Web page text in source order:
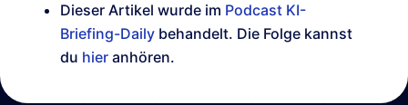
Dieser Artikel wurde im Podcast KI-
Briefing-Daily behandelt. Die Folge kannst
du hier anhören.